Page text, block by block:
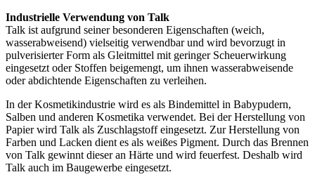
Industrielle Verwendung von Talk
Talk ist aufgrund seiner besonderen Eigenschaften (weich,
wasserabweisend) vielseitig verwendbar und wird bevorzugt in
pulverisierter Form als Gleitmittel mit geringer Scheuerwirkung
eingesetzt oder Stoffen beigemengt, um ihnen wasserabweisende
oder abdichtende Eigenschaften zu verleihen.
In der Kosmetikindustrie wird es als Bindemittel in Babypudern,
Salben und anderen Kosmetika verwendet. Bei der Herstellung von
Papier wird Talk als Zuschlagstoff eingesetzt. Zur Herstellung von
Farben und Lacken dient es als weißes Pigment. Durch das Brennen
von Talk gewinnt dieser an Härte und wird feuerfest. Deshalb wird
Talk auch im Baugewerbe eingesetzt.